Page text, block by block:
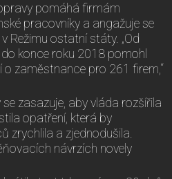
pomáhá firmám
pracovníky a angažuje se
Režimu ostatní státy. „Od
konce roku 2018 pomohl
zaměstnance pro 261 firem,“
zasazuje, aby vláda rozšířila
opatření, která by
zrychlila a zjednodušila.
návrzích novely